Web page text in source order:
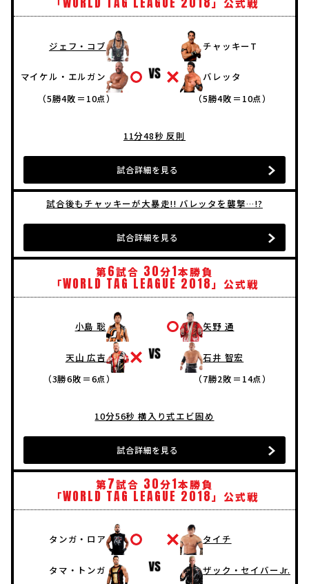
「 」公式戦
ジェフ・コブ
マイケル・エルガン
（5勝4敗＝10点）
チャッキーT
バレッタ
（5勝4敗＝10点）
11分48秒 反則
試合詳細を見る
試合後もチャッキーが大暴走!! バレッタを襲撃…!?
試合詳細を見る
第6試合 30分1本勝負
「WORLD TAG LEAGUE 2018」公式戦
小島 聡
天山 広吉
（3勝6敗＝6点）
矢野 通
石井 智宏
（7勝2敗＝14点）
10分56秒 横入り式エビ固め
試合詳細を見る
第7試合 30分1本勝負
「WORLD TAG LEAGUE 2018」公式戦
タンガ・ロア
タマ・トンガ
タイチ
ザック・セイバーJr.